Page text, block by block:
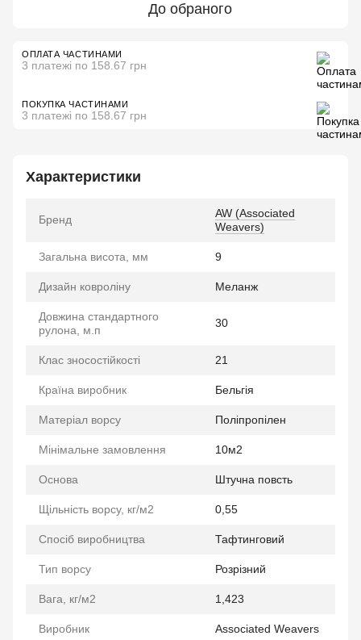
До обраного
ОПЛАТА ЧАСТИНАМИ
3 платежі по 158.67 грн
ПОКУПКА ЧАСТИНАМИ
3 платежі по 158.67 грн
Характеристики
Бренд
AW (Associated
Weavers)
Загальна висота, мм 9
Дизайн ковроліну Меланж
Довжина стандартного
рулона, м.п
30
Клас зносостійкості 21
Країна виробник Бельгія
Матеріал ворсу Поліпропілен
Мінімальне замовлення 10м2
Основа Штучна повсть
Щільність ворсу, кг/м2 0,55
Спосіб виробництва Тафтинговий
Тип ворсу Розрізний
Вага, кг/м2 1,423
Виробник Associated Weavers